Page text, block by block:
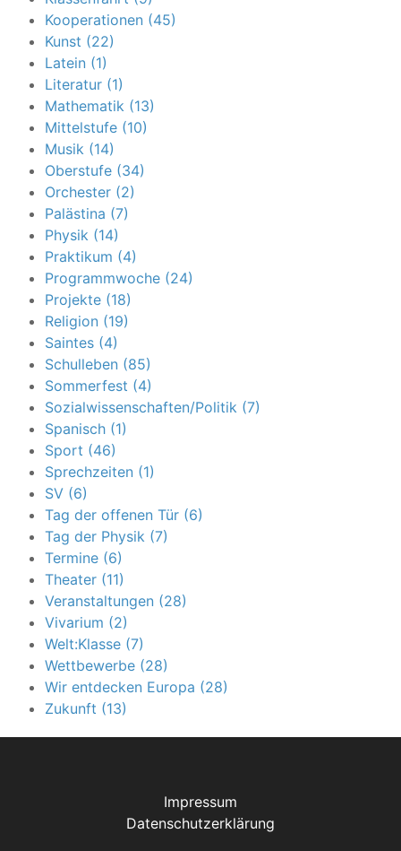
Kooperationen (45)
Kunst (22)
Latein (1)
Literatur (1)
Mathematik (13)
Mittelstufe (10)
Musik (14)
Oberstufe (34)
Orchester (2)
Palästina (7)
Physik (14)
Praktikum (4)
Programmwoche (24)
Projekte (18)
Religion (19)
Saintes (4)
Schulleben (85)
Sommerfest (4)
Sozialwissenschaften/Politik (7)
Spanisch (1)
Sport (46)
Sprechzeiten (1)
SV (6)
Tag der offenen Tür (6)
Tag der Physik (7)
Termine (6)
Theater (11)
Veranstaltungen (28)
Vivarium (2)
Welt:Klasse (7)
Wettbewerbe (28)
Wir entdecken Europa (28)
Zukunft (13)
Impressum
Datenschutzerklärung